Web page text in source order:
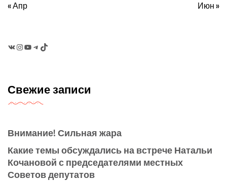
« Апр Июн »
Instagram
YouTubeTelegram
TikTok
Свежие записи
Внимание! Сильная жара
Какие темы обсуждались на встрече Натальи
Кочановой с председателями местных
Советов депутатов